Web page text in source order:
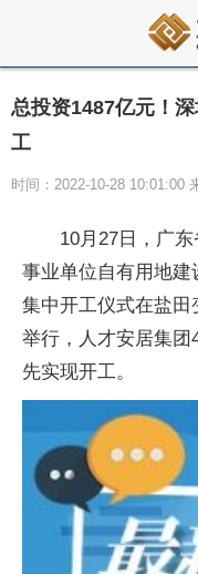
总投资1487亿元！
工
时间：2022-10-28 10:01:00
10月27日，广
事业单位自有用地
集中开工仪式在盐
举行，人才安居集
先实现开工。